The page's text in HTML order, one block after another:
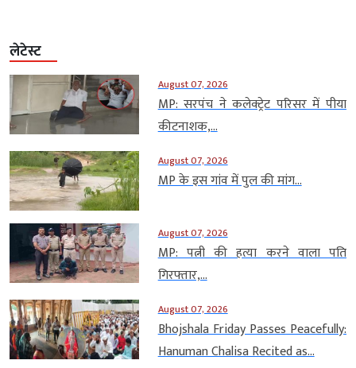
लेटेस्ट
August 07, 2026
MP: सरपंच ने कलेक्ट्रेट परिसर में पीया
कीटनाशक,...
August 07, 2026
MP के इस गांव में पुल की मांग...
August 07, 2026
MP: पत्नी की हत्या करने वाला पति
गिरफ्तार,...
August 07, 2026
Bhojshala Friday Passes Peacefully:
Hanuman Chalisa Recited as...